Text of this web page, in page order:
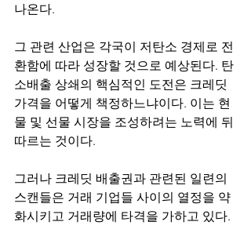
나온다.
그 관련 산업은 각국이 저탄소 경제로 전
환함에 따라 성장할 것으로 예상된다. 탄
소배출 상쇄의 핵심적인 도전은 크레딧
가격을 어떻게 책정하느냐이다. 이는 현
물 및 선물 시장을 조성하려는 노력에 뒤
따르는 것이다.
그러나 크레딧 배출권과 관련된 일련의
스캔들은 거래 기업들 사이의 열정을 약
화시키고 거래량에 타격을 가하고 있다.